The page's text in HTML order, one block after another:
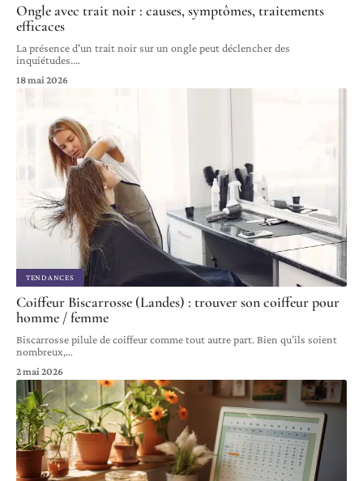
Ongle avec trait noir : causes, symptômes, traitements
efficaces
La présence d'un trait noir sur un ongle peut déclencher des
inquiétudes.…
18 mai 2026
TENDANCES
Coiffeur Biscarrosse (Landes) : trouver son coiffeur pour
homme / femme
Biscarrosse pilule de coiffeur comme tout autre part. Bien qu’ils soient
nombreux,…
2 mai 2026